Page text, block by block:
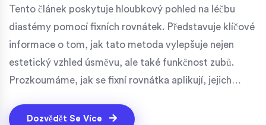
Tento článek poskytuje hloubkový pohled na léčbu
diastémy pomocí fixních rovnátek. Představuje klíčové
informace o tom, jak tato metoda vylepšuje nejen
estetický vzhled úsměvu, ale také funkčnost zubů.
Prozkoumáme, jak se fixní rovnátka aplikují, jejich
stejně jako dopad na každodenní život jedince.
Dozvědět Se Více